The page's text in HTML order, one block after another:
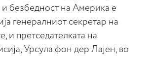
и безбедност на Америка е
генералниот секретар на
и претседателката на
Урсула фон дер Лајен, во